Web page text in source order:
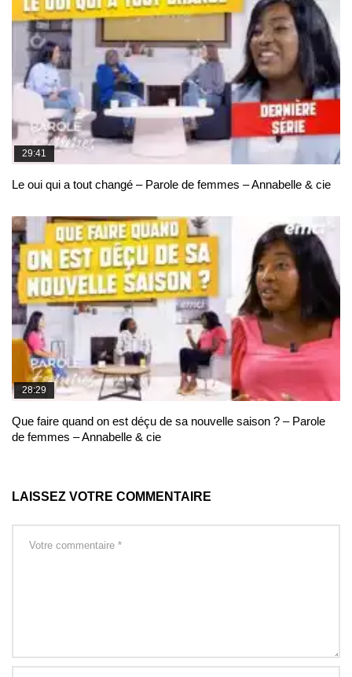
29:41
Le oui qui a tout changé – Parole de femmes – Annabelle & cie
28:29
Que faire quand on est déçu de sa nouvelle saison ? – Parole
de femmes – Annabelle & cie
LAISSEZ VOTRE COMMENTAIRE